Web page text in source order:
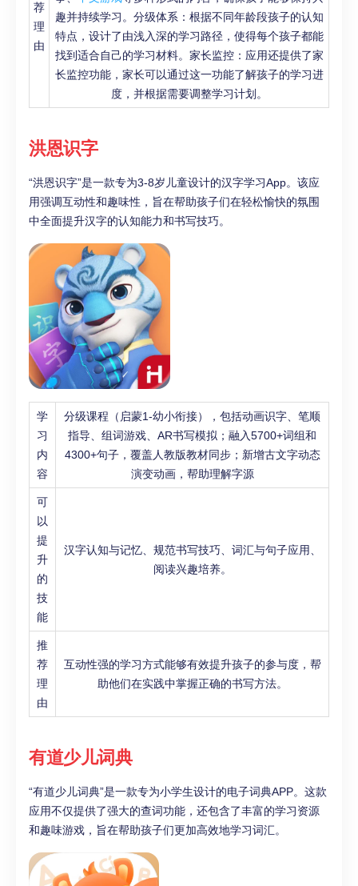
荐
理
由
趣并持续学习。分级体系：根据不同年龄段孩子的认知
特点，设计了由浅入深的学习路径，使得每个孩子都能
找到适合自己的学习材料。家长监控：应用还提供了家
长监控功能，家长可以通过这一功能了解孩子的学习进
度，并根据需要调整学习计划。
洪恩识字
“洪恩识字”是一款专为3-8岁儿童设计的汉字学习App。该应
用强调互动性和趣味性，旨在帮助孩子们在轻松愉快的氛围
中全面提升汉字的认知能力和书写技巧。
学
习
内
容
分级课程（启蒙1-幼小衔接），包括动画识字、笔顺
指导、组词游戏、AR书写模拟；融入5700+词组和
4300+句子，覆盖人教版教材同步；新增古文字动态
演变动画，帮助理解字源
可
以
提
升
的
技
能
汉字认知与记忆、规范书写技巧、词汇与句子应用、
阅读兴趣培养。
推
荐
理
由
互动性强的学习方式能够有效提升孩子的参与度，帮
助他们在实践中掌握正确的书写方法。
有道少儿词典
“有道少儿词典”是一款专为小学生设计的电子词典APP。这款
应用不仅提供了强大的查词功能，还包含了丰富的学习资源
和趣味游戏，旨在帮助孩子们更加高效地学习词汇。